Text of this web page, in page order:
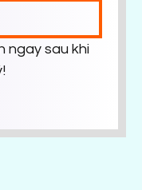
ngay sau khi